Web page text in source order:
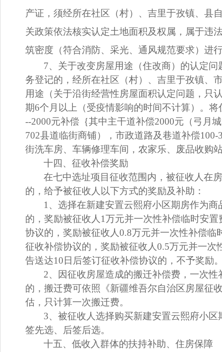
产证，须经所在社区（村）、吉里于孜镇、县
关政策依法核实认定土地面积及权属，属于违
筑密度（符合消防、采光、通风规范要求）进
7、 关于改变房屋用途（住改商）的认定
务登记的，经所在社区（村）、吉里于孜镇、
用途（关于沿街经营性房屋面积认定问题，只
期6个月以上 （受疫情影响的时间不计算）。
--2000元补偿 ｛其中主干道补偿2000元 （弓月
702县道临街商铺）
， 市政道路及巷道补偿100-
街洗车房、车辆修理车间，农家乐、废品收购
十四 、征收补偿奖励
在七中选址项目征收范围内，被征收人在
的，给予被征收人以下方式的奖励及补助 ：
1、选择在新建安置云熙府小区期房作为商
的，奖励被征收人 1万元并一次性补偿临时安置
协议的，奖励被征收人0.8万元并一次性补偿临
征收补偿协议的，奖励被征收人0.5万元并一次
告送达10日后签订征收补偿协议的，不予奖励
2、因征收房屋造成的搬迁补偿费，一次
的， 搬迁费可依照《新疆维吾尔自治区房屋征
估，只计算一次搬迁费。
3、被征收人选择购买新建安置云熙府小区
签先选、后签后选。
十五、低收入群体的扶持补助、住房保障